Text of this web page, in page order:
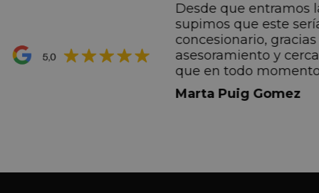
premio de su vida.
por todo.
Desde que entramos
supimos que este
concesionario, gracias
asesoramiento y
que en todo
informando de forma
todos los pasos que
Marta Puig Gomez